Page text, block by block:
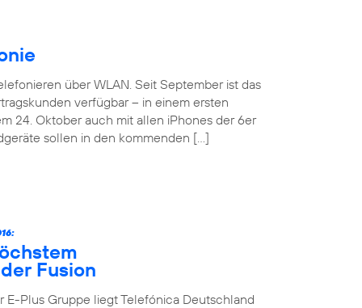
über WLAN. Seit September ist das
verfügbar – in einem ersten
24. Oktober auch mit allen iPhones der 6er
sollen in den kommenden […]
Fusion
E-Plus Gruppe liegt Telefónica Deutschland